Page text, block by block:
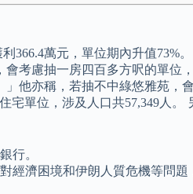
366.4萬元，單位期內升值73%
考慮抽一房四百多方呎的單位
他亦稱，若抽不中綠悠雅苑，
宅單位，涉及人口共57,349人。
行。
經濟困境和伊朗人質危機等問